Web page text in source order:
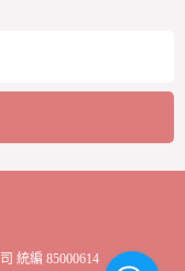
統編 85000614